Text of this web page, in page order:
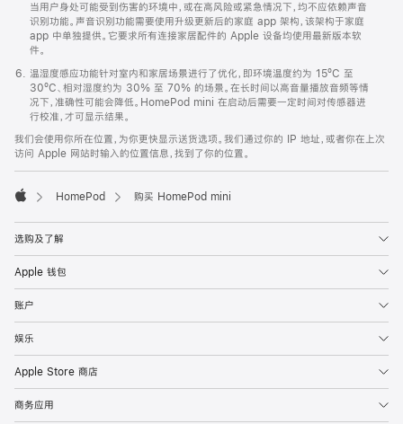
当用户身处可能受到伤害的环境中，或在高风险或紧急情况下，均不应依赖声音
识别功能。声音识别功能需要使用升级更新后的家庭 app 架构，该架构于家庭
app 中单独提供。它要求所有连接家居配件的 Apple 设备均使用最新版本软
件。
温湿度感应功能针对室内和家居场景进行了优化，即环境温度约为 15ºC 至
30ºC、相对湿度约为 30% 至 70% 的场景。在长时间以高音量播放音频等情
况下，准确性可能会降低。HomePod mini 在启动后需要一定时间对传感器进
行校准，才可显示结果。
我们会使用你所在位置，为你更快显示送货选项。我们通过你的 IP 地址，或者你在上次
访问 Apple 网站时输入的位置信息，找到了你的位置。
HomePod 购买 HomePod mini
选购及了解
Apple 钱包
账户
娱乐
Apple Store 商店
商务应用